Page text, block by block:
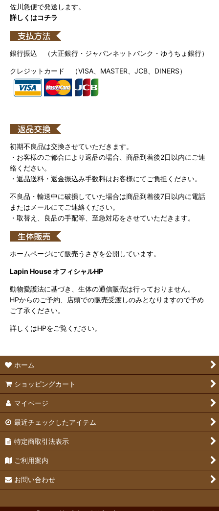
佐川急便で発送します。
詳しくはコチラ
銀行振込 （大正銀行・ジャパンネットバンク・ゆうちょ銀行）
クレジットカード （VISA、MASTER、JCB、DINERS）
初期不良品は交換させていただきます。
・お客様のご都合により返品の場合、商品到着後2日以内にご連
絡ください。
・返品送料・返金振込み手数料はお客様にてご負担ください。
不良品・輸送中に破損していた場合は商品到着後7日以内に電話
またはメールにてご連絡ください。
・取替え、良品の手配等、至急対応をさせていただきます。
ホームページにて販売うさぎを公開しています。
Lapin House オフィシャルHP
動物愛護法に基づき、生体の通信販売は行っておりません。
HPからのご予約、店頭での販売受渡しのみとなりますので予め
ご了承ください。
詳しくはHPをご覧ください。
ホーム
ショッピングカート
マイページ
最近チェックしたアイテム
特定商取引法表示
ご利用案内
お問い合わせ